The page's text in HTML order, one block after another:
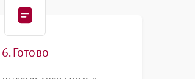
6. Готово